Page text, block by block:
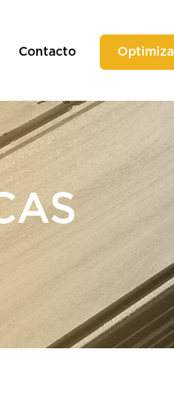
Contacto